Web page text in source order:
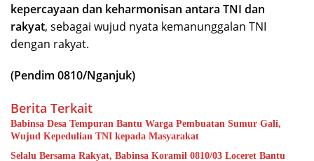
kepercayaan dan keharmonisan antara TNI dan
rakyat, sebagai wujud nyata kemanunggalan TNI
dengan rakyat.
(Pendim 0810/Nganjuk)
Berita Terkait
Babinsa Desa Tempuran Bantu Warga Pembuatan Sumur Gali,
Wujud Kepedulian TNI kepada Masyarakat
Selalu Bersama Rakyat, Babinsa Koramil 0810/03 Loceret Bantu